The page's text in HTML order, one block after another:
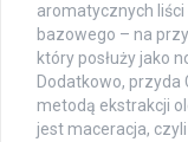
aromatycznych liści
bazowego – na
który posłuży jako
Dodatkowo, przyda
metodą ekstrakcji
jest maceracja,